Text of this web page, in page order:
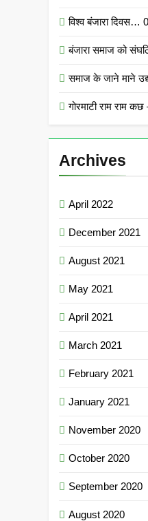
विश्व बंजारा दिवस…
बंजारा समाज को
समाज के जाने माने
गोरमाटी राम राम
Archives
April 2022
December 2021
August 2021
May 2021
April 2021
March 2021
February 2021
January 2021
November 2020
October 2020
September 2020
August 2020